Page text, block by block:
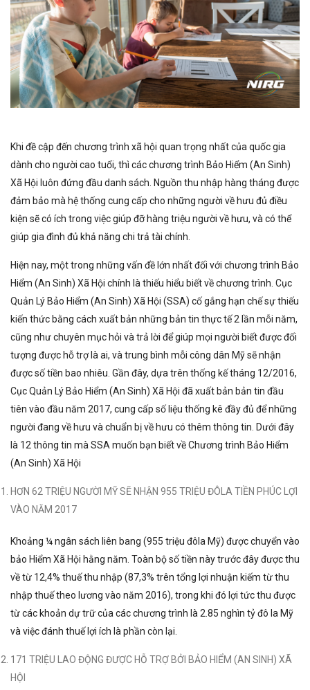
Khi đề cập đến chương trình xã hội quan trọng nhất của quốc gia
dành cho người cao tuổi, thì các chương trình Bảo Hiểm (An Sinh)
Xã Hội luôn đứng đầu danh sách. Nguồn thu nhập hàng tháng được
đảm bảo mà hệ thống cung cấp cho những người về hưu đủ điều
kiện sẽ có ích trong việc giúp đỡ hàng triệu người về hưu, và có thể
giúp gia đình đủ khả năng chi trả tài chính.
Hiện nay, một trong những vấn đề lớn nhất đối với chương trình Bảo
Hiểm (An Sinh) Xã Hội chính là thiếu hiểu biết về chương trình. Cục
Quản Lý Bảo Hiểm (An Sinh) Xã Hội (SSA) cố gắng hạn chế sự thiếu
kiến thức bằng cách xuất bản những bản tin thực tế 2 lần mỗi năm,
cũng như chuyên mục hỏi và trả lời để giúp mọi người biết được đối
tượng được hỗ trợ là ai, và trung bình mỗi công dân Mỹ sẽ nhận
được số tiền bao nhiêu. Gần đây, dựa trên thống kế tháng 12/2016,
Cục Quản Lý Bảo Hiểm (An Sinh) Xã Hội đã xuất bản bản tin đầu
tiên vào đầu năm 2017, cung cấp số liệu thống kê đầy đủ để những
người đang về hưu và chuẩn bị về hưu có thêm thông tin. Dưới đây
là 12 thông tin mà SSA muốn bạn biết về Chương trình Bảo Hiểm
(An Sinh) Xã Hội
HƠN 62 TRIỆU NGƯỜI MỸ SẼ NHẬN 955 TRIỆU ĐÔLA TIỀN PHÚC LỢI
VÀO NĂM 2017
Khoảng ¼ ngân sách liên bang (955 triệu đôla Mỹ) được chuyển vào
bảo Hiểm Xã Hội hằng năm. Toàn bộ số tiền này trước đây được thu
về từ 12,4% thuế thu nhập (87,3% trên tổng lợi nhuận kiếm từ thu
nhập thuế theo lương vào năm 2016), trong khi đó lợi tức thu được
từ các khoản dự trữ của các chương trình là 2.85 nghìn tỷ đô la Mỹ
và việc đánh thuế lợi ích là phần còn lại.
171 TRIỆU LAO ĐỘNG ĐƯỢC HỖ TRỢ BỞI BẢO HIỂM (AN SINH) XÃ
HỘI